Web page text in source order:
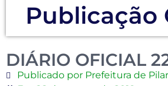
Publicação
DIÁRIO OFICIAL
Publicado por Prefeitura de Pilar